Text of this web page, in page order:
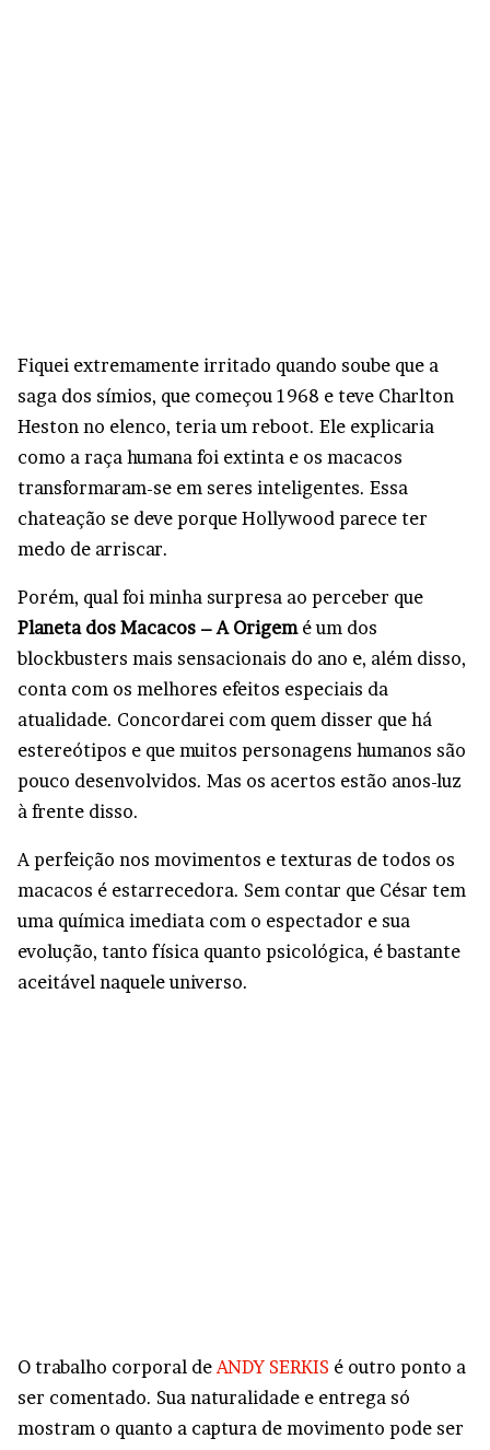
Fiquei extremamente irritado quando soube que a
saga dos símios, que começou 1968 e teve Charlton
Heston no elenco, teria um reboot. Ele explicaria
como a raça humana foi extinta e os macacos
transformaram-se em seres inteligentes. Essa
chateação se deve porque Hollywood parece ter
medo de arriscar.
Porém, qual foi minha surpresa ao perceber que
Planeta dos Macacos – A Origemé um dos
blockbusters mais sensacionais do ano e, além disso,
conta com os melhores efeitos especiais da
atualidade. Concordarei com quem disser que há
estereótipos e que muitos personagens humanos são
pouco desenvolvidos. Mas os acertos estão anos-luz
à frente disso.
A perfeição nos movimentos e texturas de todos os
macacos é estarrecedora. Sem contar que César tem
uma química imediata com o espectador e sua
evolução, tanto física quanto psicológica, é bastante
aceitável naquele universo.
O trabalho corporal de ANDY SERKIS é outro ponto a
ser comentado. Sua naturalidade e entrega só
mostram o quanto a captura de movimento pode ser